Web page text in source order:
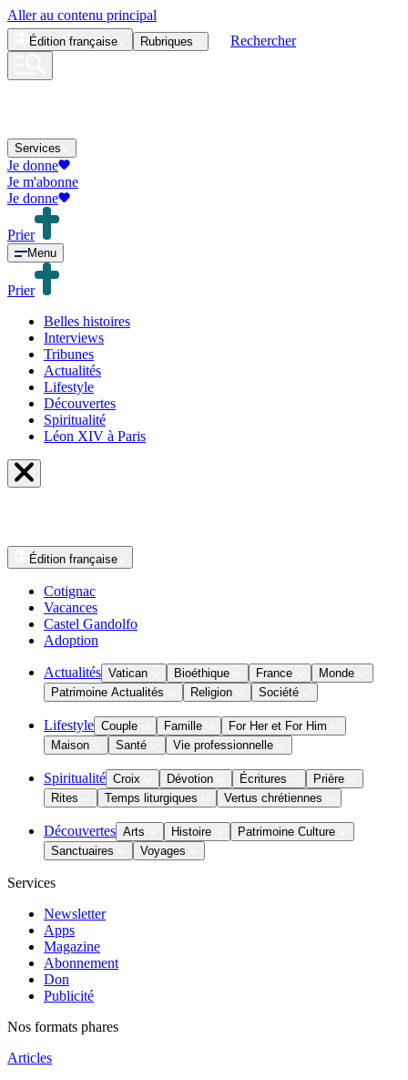
Aller au contenu principal
Édition française Rubriques Rechercher
Services
Je donne
Je m'abonne
Je donne
Prier
Menu
Prier
Belles histoires
Interviews
Tribunes
Actualités
Lifestyle
Découvertes
Spiritualité
Léon XIV à Paris
Édition française
Cotignac
Vacances
Castel Gandolfo
Adoption
Actualités Vatican Bioéthique France
Monde
Patrimoine Actualités
Religion Société
Lifestyle Couple Famille
For Her et For Him
Maison
Santé Vie professionnelle
Spiritualité Croix Dévotion Écritures
Prière
Rites
Temps liturgiques Vertus chrétiennes
Découvertes Arts Histoire
Patrimoine Culture
Sanctuaires
Voyages
Services
Newsletter
Apps
Magazine
Abonnement
Don
Publicité
Nos formats phares
Articles